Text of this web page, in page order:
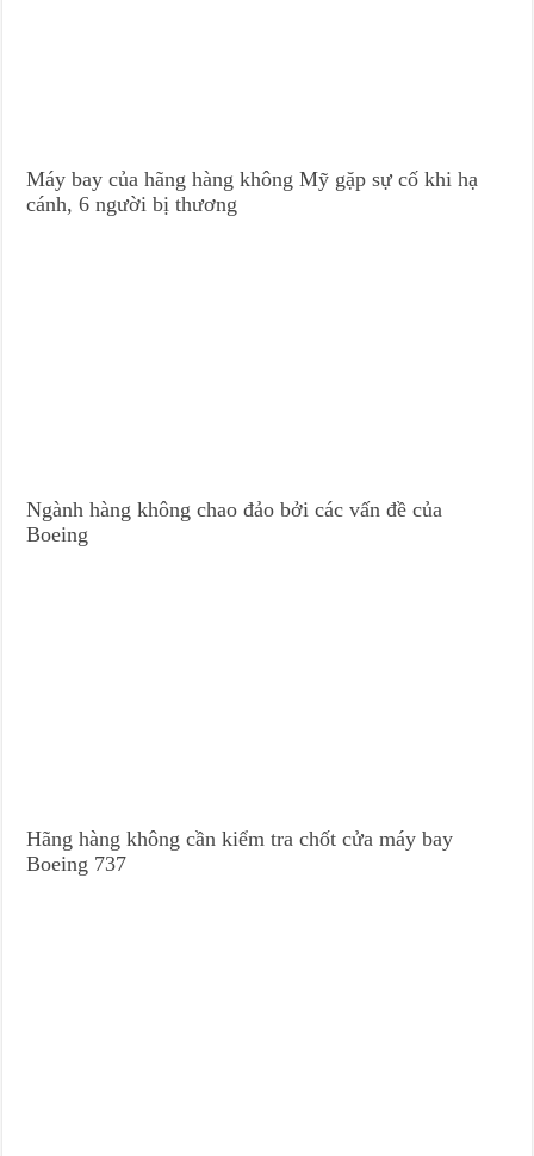
Máy bay của hãng hàng không Mỹ gặp sự cố khi hạ
cánh, 6 người bị thương
Ngành hàng không chao đảo bởi các vấn đề của
Boeing
Hãng hàng không cần kiểm tra chốt cửa máy bay
Boeing 737